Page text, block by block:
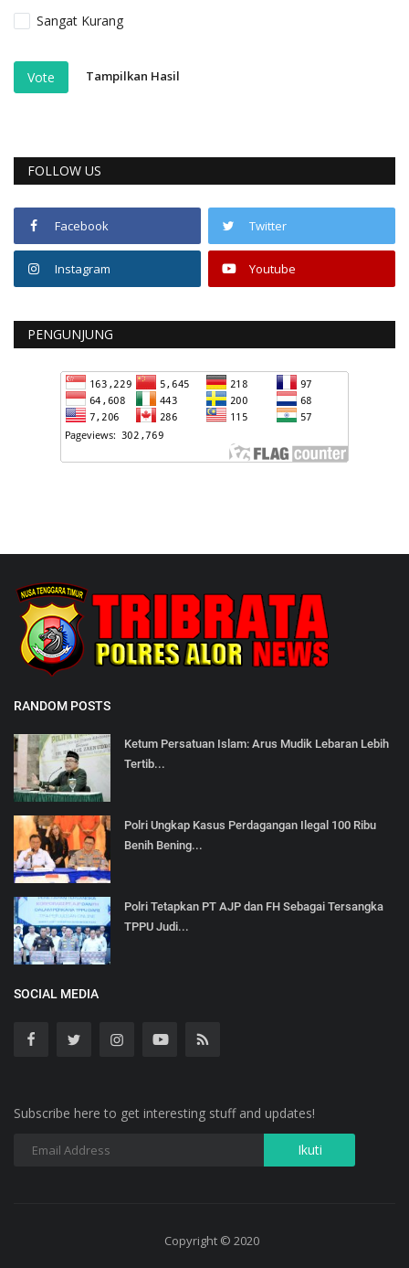
Sangat Kurang
Vote Tampilkan Hasil
FOLLOW US
Facebook Twitter
Instagram Youtube
PENGUNJUNG
RANDOM POSTS
Ketum Persatuan Islam: Arus Mudik Lebaran Lebih
Tertib...
Polri Ungkap Kasus Perdagangan Ilegal 100 Ribu
Benih Bening...
Polri Tetapkan PT AJP dan FH Sebagai Tersangka
TPPU Judi...
SOCIAL MEDIA
Subscribe here to get interesting stuff and updates!
Copyright © 2020